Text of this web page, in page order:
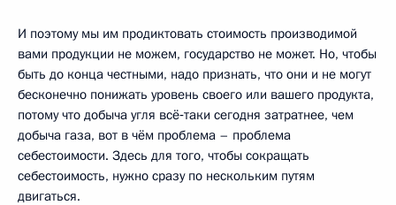
И поэтому мы им продиктовать стоимость производимой
вами продукции не можем, государство не может. Но, чтобы
быть до конца честными, надо признать, что они и не могут
бесконечно понижать уровень своего или вашего продукта,
потому что добыча угля всё‑таки сегодня затратнее, чем
добыча газа, вот в чём проблема – проблема
себестоимости. Здесь для того, чтобы сокращать
себестоимость, нужно сразу по нескольким путям
двигаться.